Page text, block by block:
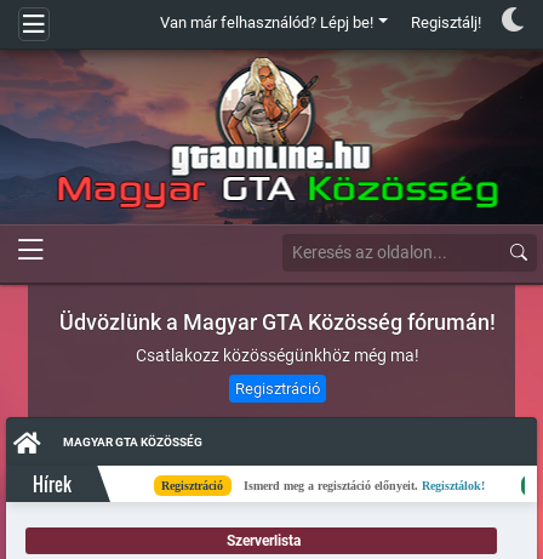
Van már felhasználód? Lépj be! Regisztálj!
Üdvözlünk a Magyar GTA Közösség fórumán!
Csatlakozz közösségünkhöz még ma!
Regisztráció
MAGYAR GTA KÖZÖSSÉG
Hírek Regisztráció Ismerd meg a regisztáció előnyeit.Regisztálok! Kész
Szerverlista